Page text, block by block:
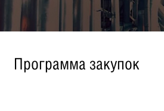
Программа закупок